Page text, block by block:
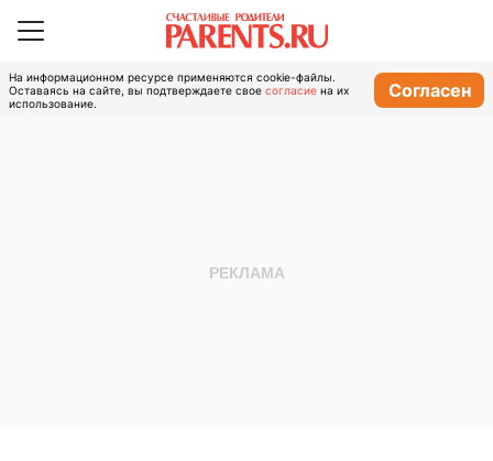
На информационном ресурсе применяются cookie-файлы.
Оставаясь на сайте, вы подтверждаете свое согласие на их
использование.
Согласен